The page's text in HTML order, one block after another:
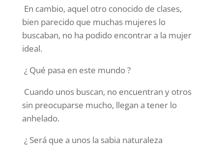
En cambio, aquel otro conocido de clases,
bien parecido que muchas mujeres lo
buscaban, no ha podido encontrar a la mujer
ideal.
¿ Qué pasa en este mundo ?
Cuando unos buscan, no encuentran y otros
sin preocuparse mucho, llegan a tener lo
anhelado.
¿ Será que a unos la sabia naturaleza